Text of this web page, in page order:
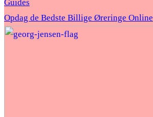
Guides
Opdag de Bedste Billige Øreringe Online